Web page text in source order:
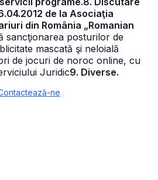
de la Asociaţia
din România „Romanian
sancţionarea posturilor de
mascată şi neloială
de jocuri de noroc online, cu
Juridic9. Diverse.
ne